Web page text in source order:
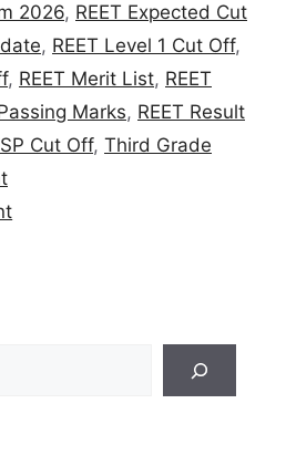
2026, REET Expected Cut
, REET Level 1 Cut Off,
, REET Merit List, REET
Marks, REET Result
Cut Off, Third Grade